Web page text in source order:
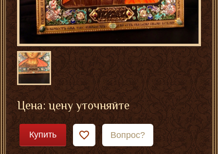
Цена: цену уточняйте
Купить Вопрос?